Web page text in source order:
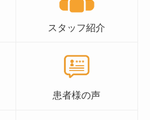
スタッフ紹介
患者様の声